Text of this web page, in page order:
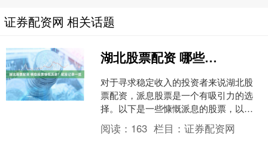
证券配资网 相关话题
湖北股票配资 哪些股票慷慨派息？配股记录一览
对于寻求稳定收入的投资者来说湖北股
票配资，派息股票是一个有吸引力的选
择。以下是一些慷慨派息的股票，以及
它们的配股记录： * **杠杆交易：**投资
者可以借入资金....
阅读： 163 栏目：证券配资网